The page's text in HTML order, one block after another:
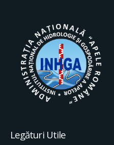
Legături Utile